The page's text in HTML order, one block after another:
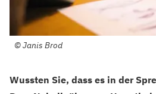
©Janis Brod
Wussten Sie, dass es in der